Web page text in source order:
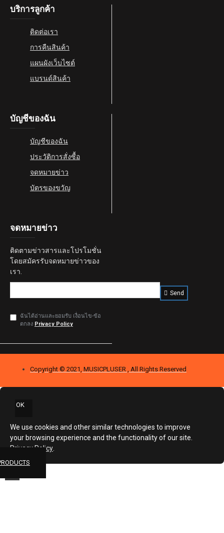
บริการลูกค้า
ติดต่อเรา
การคืนสินค้า
แผนผังเว็บไซต์
แบรนด์สินค้า
บัญชีของฉัน
บัญชีของฉัน
ประวัติการสั่งซื้อ
จดหมายข่าว
บัตรของขวัญ
จดหมายข่าว
ติดตามข่าวสารและโปรโมชั่น
โดยสมัครรับจดหมายข่าวของ
เรา.
Send
ฉันได้อ่านและยอมรับ เงื่อนไข-ข้อ
ตกลง Privacy Policy
Copyright © 2021, MUSICPLUSER , All Rights Reserved
OK
We use cookies and other similar technologies to improve
your browsing experience and the functionality of our site.
Privacy Policy